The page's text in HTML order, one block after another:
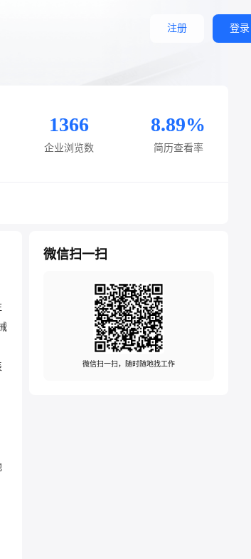
注册 登录
1366
企业浏览数
8.89%
简历查看率
微信扫一扫
微信扫一扫，随时随地找工作